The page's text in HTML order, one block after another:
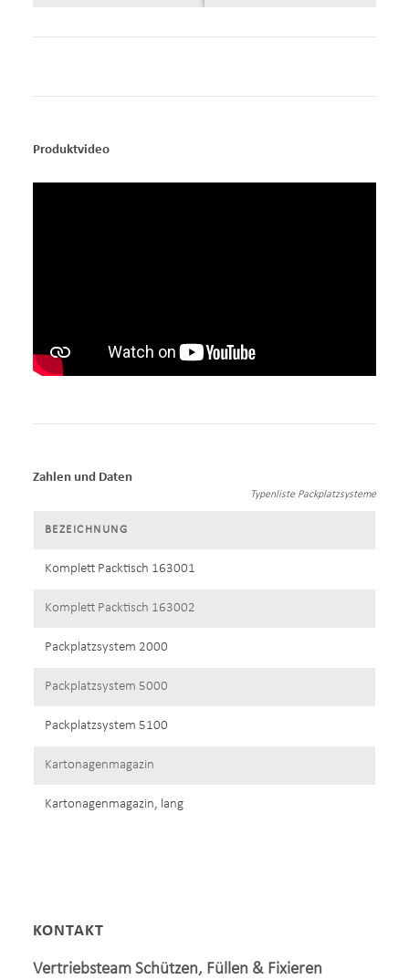
Produktvideo
Zahlen und Daten
Typenliste Packplatzsysteme
BEZEICHNUNG
Komplett Packtisch 163001
Komplett Packtisch 163002
Packplatzsystem 2000
Packplatzsystem 5000
Packplatzsystem 5100
Kartonagenmagazin
Kartonagenmagazin, lang
KONTAKT
Vertriebsteam Schützen, Füllen & Fixieren